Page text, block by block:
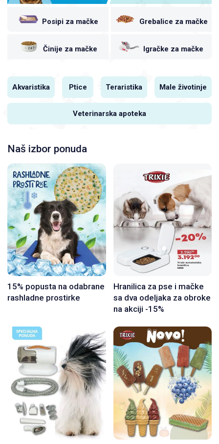
Posipi za mačke Grebalice za mačke
Činije za mačke Igračke za mačke
Akvaristika Ptice Teraristika Male životinje
Veterinarska apoteka
Naš izbor ponuda
15% popusta na odabrane
rashladne prostirke
Hranilica za pse i mačke
sa dva odeljaka za obroke
na akciji -15%